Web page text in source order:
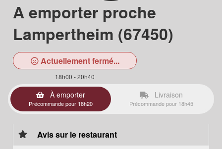
A emporter proche
Lampertheim (67450)
Actuellement fermé...
18h00 - 20h40
À emporter
Précommande pour 18h20
Livraison
Précommande pour 18h45
Avis sur le restaurant